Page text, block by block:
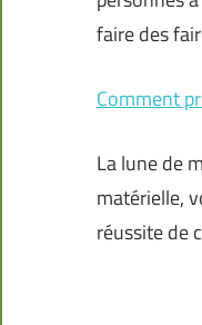
faire des
Comment
La lune de
matérielle,
réussite de